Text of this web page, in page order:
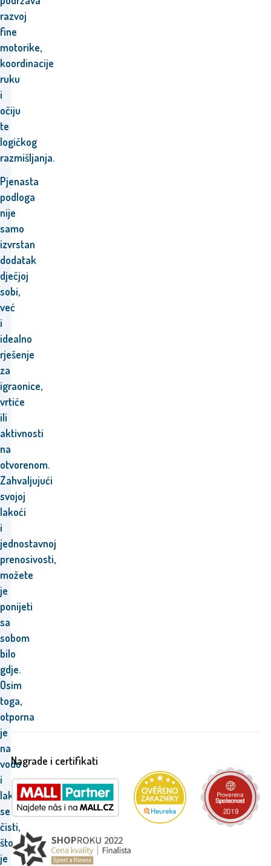
razvoj
fine
motorike,
koordinacije
ruku
i
očiju
te
logičkog
razmišljanja.
Pjenasta
podloga
nije
samo
izvrstan
dodatak
dječjoj
sobi,
već
i
idealno
rješenje
za
igraonice,
vrtiće
ili
aktivnosti
na
otvorenom.
Zahvaljujući
svojoj
lakoći
i
jednostavnoj
prenosivosti,
možete
je
ponijeti
sa
sobom
bilo
gdje.
Osim
toga,
otporna
je
na
vodu
i
lako
se
čisti,
što
je
Nagrade i certifikati